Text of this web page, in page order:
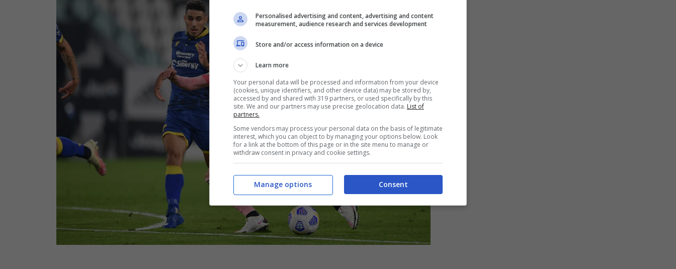
Personalised advertising and content, advertising and content
measurement, audience research and services development
Store and/or access information on a device
Learn more
Your personal data will be processed and information from your device
(cookies, unique identifiers, and other device data) may be stored by,
accessed by and shared with 319 partners, or used specifically by this
site. We and our partners may use precise geolocation data. List of
partners.
Some vendors may process your personal data on the basis of legitimate
interest, which you can object to by managing your options below. Look
for a link at the bottom of this page or in the site menu to manage or
withdraw consent in privacy and cookie settings.
Consent
Manage options